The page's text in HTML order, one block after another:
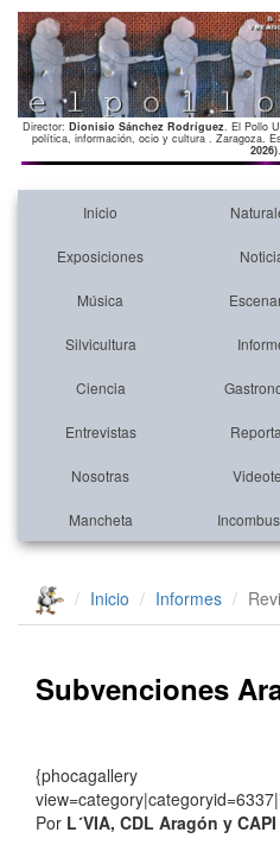
Director: Dionisio Sánchez Rodríguez. El Pollo
política, información, ocio y cultura . Zaragoza.
2026).
Inicio
Exposiciones
Música
Silvicultura
Ciencia
Entrevistas
Nosotras
Mancheta
Inicio Informes
Subvenciones
{phocagallery
Por L´VIA, CDL Aragón y CAPI